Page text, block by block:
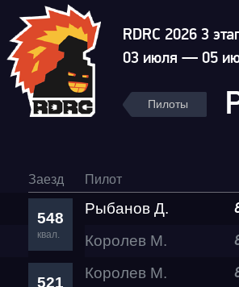
RDRC 2026 3
03 июля — 05
Пилоты
Заезд Пилот
548
квал.
Рыбанов Д.
Королев М.
521
Королев М.